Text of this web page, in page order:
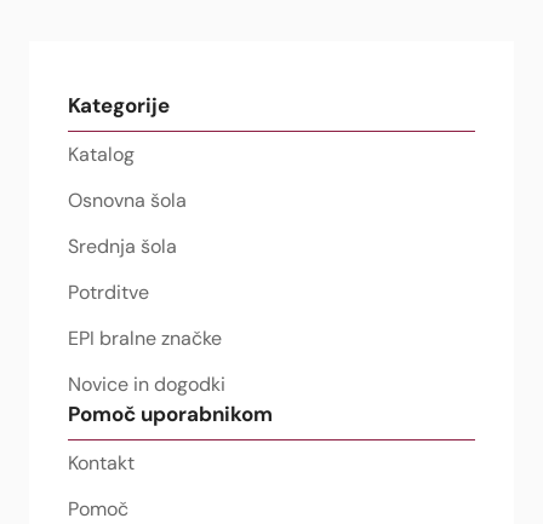
Kategorije
Katalog
Osnovna šola
Srednja šola
Potrditve
EPI bralne značke
Novice in dogodki
Pomoč uporabnikom
Kontakt
Pomoč